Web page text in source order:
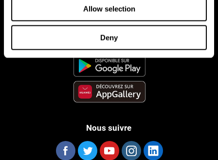
Allow selection
Deny
Nous suivre